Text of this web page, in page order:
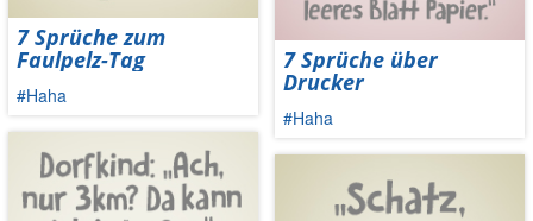
7 Sprüche zum
Faulpelz-Tag
#Haha
7 Sprüche über
Drucker
#Haha